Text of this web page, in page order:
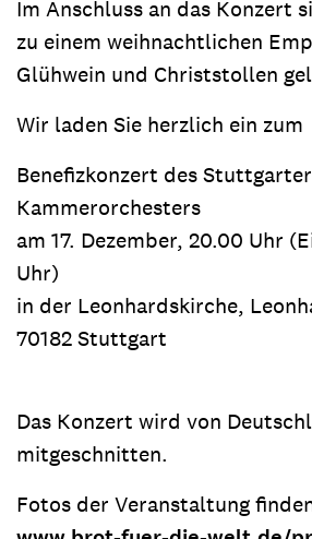
Im Anschluss an das Konzert
zu einem weihnachtlichen
Glühwein und Christstollen
Wir laden Sie herzlich ein zum
Benefizkonzert des Stuttgarter
Kammerorchesters
am 17. Dezember, 20.00 Uhr
Uhr)
in der Leonhardskirche,
70182 Stuttgart
Das Konzert wird von
mitgeschnitten.
Fotos der Veranstaltung